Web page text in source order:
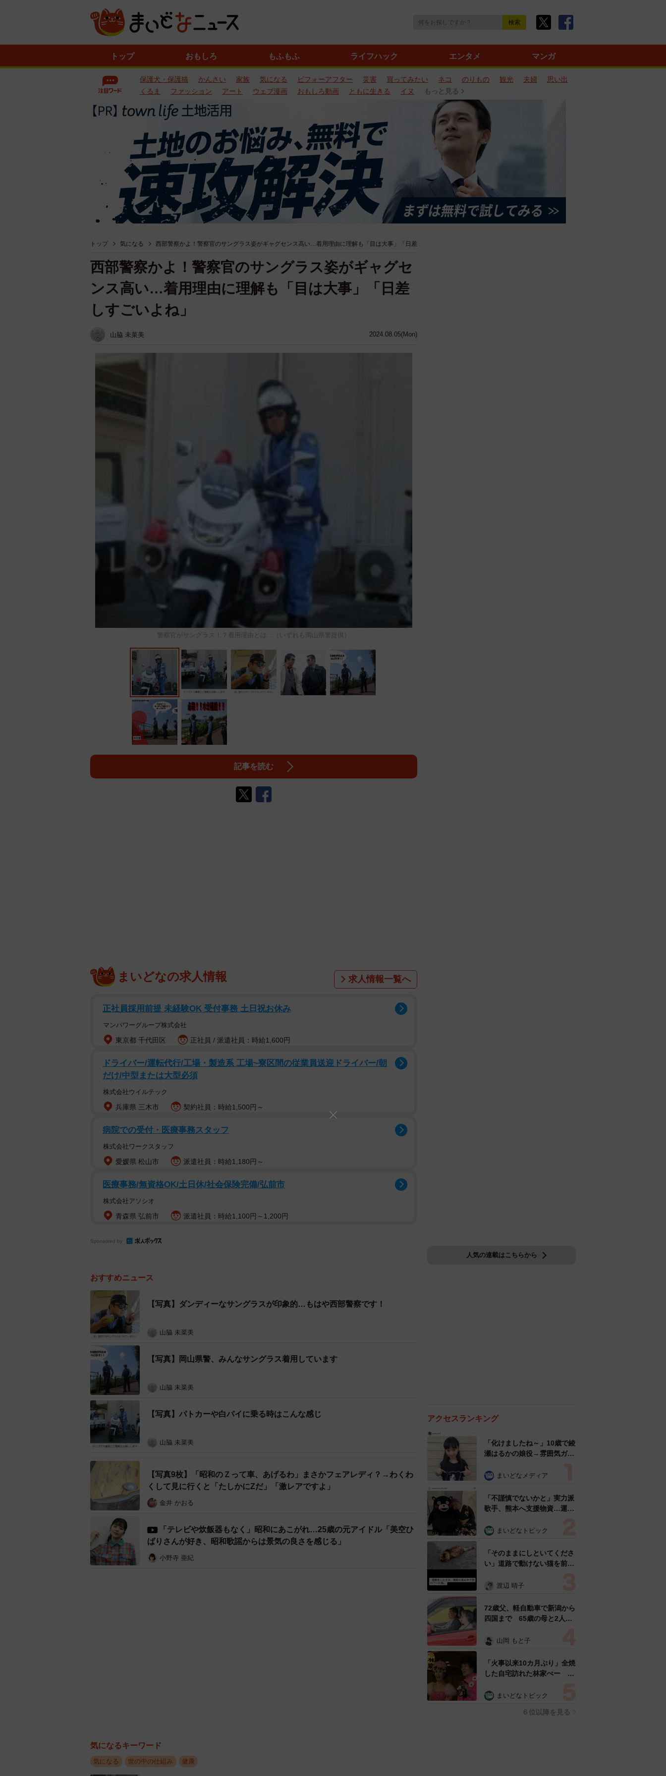
トップ おもしろ もふもふ ライフハック エンタメ マンガ
保護犬・保護猫 かんさい 家族 気になる ビフォーアフター 災害 買ってみたい ネコ のりもの 観光 夫婦
思い出
くるま
ファッション アート ウェブ漫画 おもしろ動画 ともに生きる イヌ もっと見る
トップ 気になる 西部警察かよ！警察官のサングラス姿がギャグセンス高い…着用理由に理解も「目は大事」「日差
2024.08.05(Mon)
西部警察かよ！警察官のサングラス姿がギャグセ
ンス高い…着用理由に理解も「目は大事」「日差
しすごいよね」
山脇 未菜美
警察官がサングラス！？着用理由とは…（いずれも岡山県警提供）
記事を読む
まいどなの求人情報 求人情報一覧へ
正社員採用前提 未経験OK 受付事務 土日祝お休み
マンパワーグループ株式会社
東京都 千代田区 正社員 / 派遣社員：時給1,600円
ドライバー/運転代行/工場・製造系 工場~寮区間の従業員送迎ドライバー/朝
だけ/中型または大型必須
株式会社ウイルテック
兵庫県 三木市 契約社員：時給1,500円～
病院での受付・医療事務スタッフ
株式会社ワークスタッフ
愛媛県 松山市 派遣社員：時給1,180円～
医療事務/無資格OK/土日休/社会保険完備/弘前市
株式会社アソシオ
青森県 弘前市 派遣社員：時給1,100円～1,200円
Sponsored by
おすすめニュース
【写真】ダンディーなサングラスが印象的…もはや西部警察です！
山脇 未菜美
【写真】岡山県警、みんなサングラス着用しています
山脇 未菜美
【写真】パトカーや白バイに乗る時はこんな感じ
山脇 未菜美
【写真9枚】「昭和のＺって車、あげるわ」まさかフェアレディ？→わくわ
くして見に行くと「たしかにZだ」「激レアですよ」
金井 かおる
「テレビや炊飯器もなく」昭和にあこがれ…25歳の元アイドル「美空ひ
ばりさんが好き、昭和歌謡からは景気の良さを感じる」
小野寺 亜紀
気になるキーワード
気になる 世の中の仕組み 健康
人気の連載はこちらから
アクセスランキング
「化けましたね～」10歳で綾
瀬はるかの娘役→雰囲気ガラ
雰囲気が」「宝塚に入れそ
まいどなメディア
「不謹慎でないかと」実力派
歌手、熊本へ支援物資…運搬
めらい 「痛いほど伝わる」
まいどなトピック
「そのままにしといてくださ
い」道路で動けない猫を前に
ようとした4日間 「命の重
表の訴え
渡辺 晴子
72歳父、軽自動車で新潟から
四国まで 65歳の母と2人で
憩まで分刻み… 「大学生で
山岡 もと子
「火事以来10カ月ぶり」全焼
した自宅訪れた林家ぺー 内
ン状態の部屋に呆然
まいどなトピック
６位以降を見る